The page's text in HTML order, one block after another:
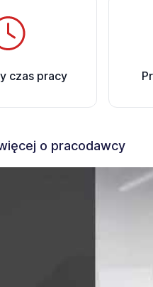
czas pracy
o pracodawcy